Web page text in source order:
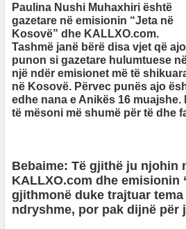
Paulina Nushi Muhaxhiri është
gazetare në emisionin “Jeta në
Kosovë” dhe KALLXO.com.
Tashmë janë bërë disa vjet që ajo
punon si gazetare hulumtuese
një ndër emisionet më të
në Kosovë. Përvec punës ajo
edhe nana e Anikës 16
të mësoni më shumë për të dhe
Bebaime: Të gjithë ju njohin
KALLXO.com dhe emisionin
gjithmonë duke trajtuar
ndryshme, por pak dijnë për